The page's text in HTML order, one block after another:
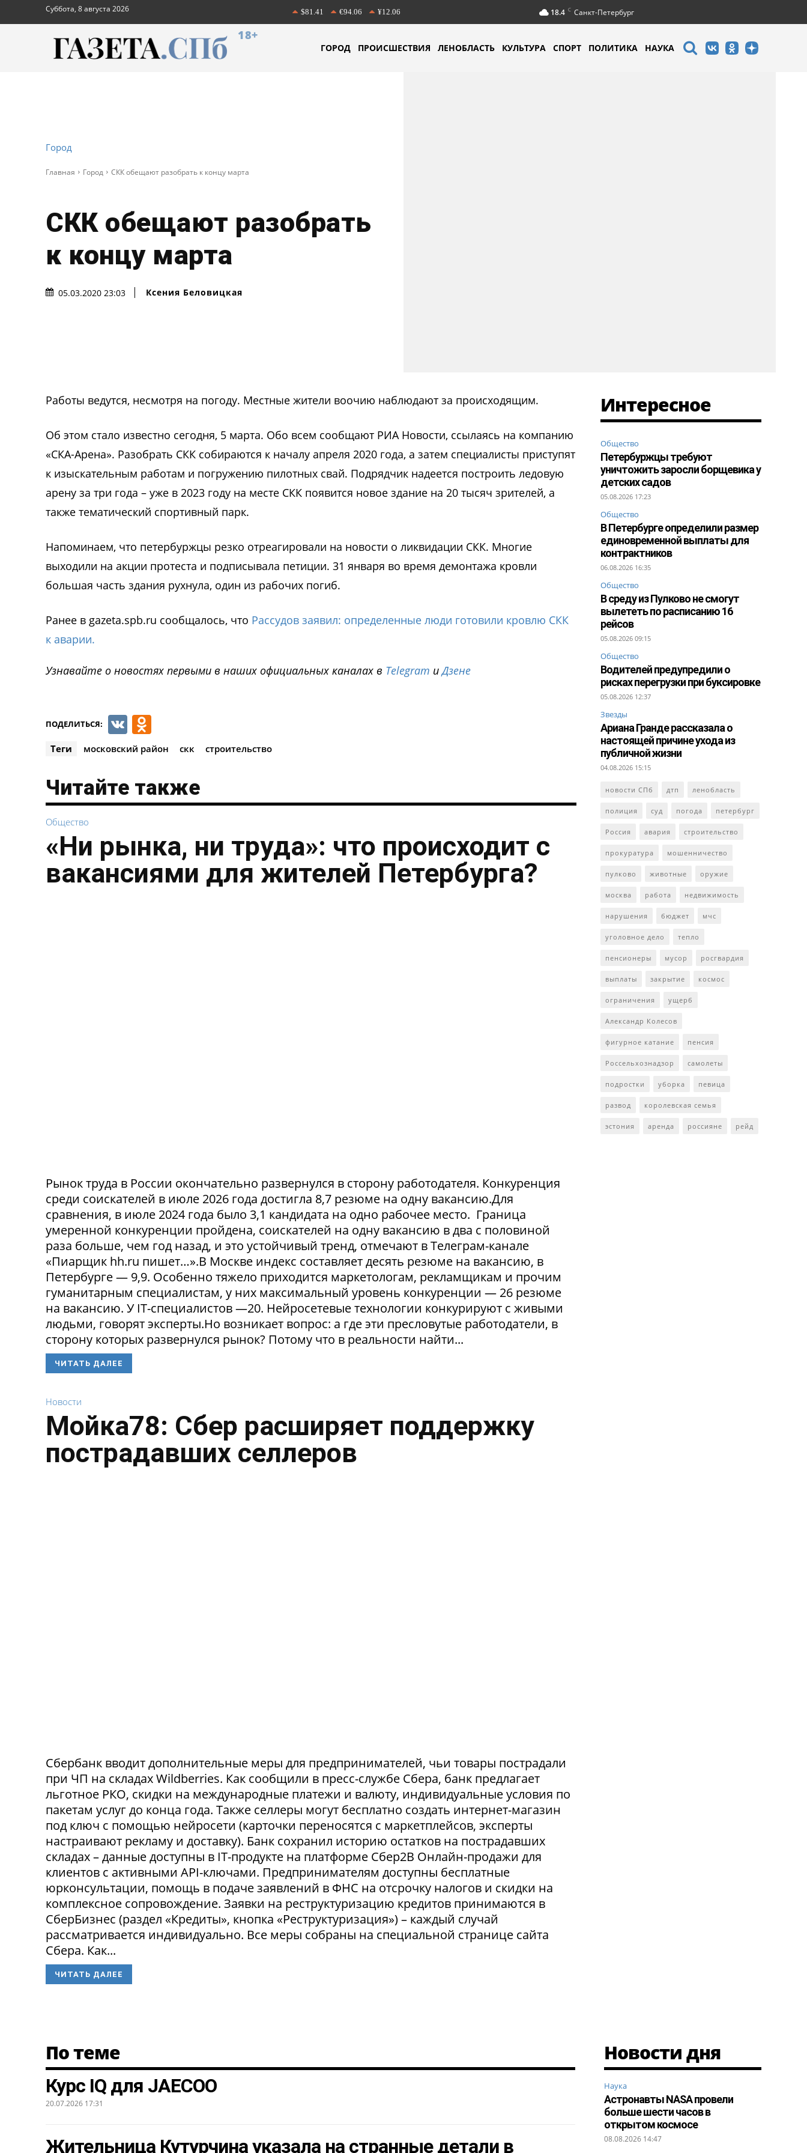
Суббота, 8 августа 2026 $81.41 €94.06 ¥12.06 18.4 C Санкт-Петербург
18+
ГОРОД ПРОИСШЕСТВИЯ ЛЕНОБЛАСТЬ КУЛЬТУРА СПОРТ ПОЛИТИКА НАУКА
Город
Главная Город СКК обещают разобрать к концу марта
СКК обещают разобрать
к концу марта
05.03.2020 23:03 Ксения Беловицкая
Работы ведутся, несмотря на погоду. Местные жители воочию наблюдают за происходящим.
Об этом стало известно сегодня, 5 марта. Обо всем сообщают РИА Новости, ссылаясь на компанию
«СКА-Арена». Разобрать СКК собираются к началу апреля 2020 года, а затем специалисты приступят
к изыскательным работам и погружению пилотных свай. Подрядчик надеется построить ледовую
арену за три года – уже в 2023 году на месте СКК появится новое здание на 20 тысяч зрителей, а
также тематический спортивный парк.
Напоминаем, что петербуржцы резко отреагировали на новости о ликвидации СКК. Многие
выходили на акции протеста и подписывала петиции. 31 января во время демонтажа кровли
большая часть здания рухнула, один из рабочих погиб.
Ранее в gazeta.spb.ru сообщалось, что Рассудов заявил: определенные люди готовили кровлю СКК
к аварии.
Узнавайте о новостях первыми в наших официальных каналах в Telegram иДзене
ПОДЕЛИТЬСЯ: VK
Теги московский район скк строительство
Читайте также
Общество
«Ни рынка, ни труда»: что происходит с
вакансиями для жителей Петербурга?
Рынок труда в России окончательно развернулся в сторону работодателя. Конкуренция
среди соискателей в июле 2026 года достигла 8,7 резюме на одну вакансию.Для
сравнения, в июле 2024 года было 3,1 кандидата на одно рабочее место. Граница
умеренной конкуренции пройдена, соискателей на одну вакансию в два с половиной
раза больше, чем год назад, и это устойчивый тренд, отмечают в Телеграм-канале
«Пиарщик hh.ru пишет…».В Москве индекс составляет десять резюме на вакансию, в
Петербурге — 9,9. Особенно тяжело приходится маркетологам, рекламщикам и прочим
гуманитарным специалистам, у них максимальный уровень конкуренции — 26 резюме
на вакансию. У IT-специалистов —20. Нейросетевые технологии конкурируют с живыми
людьми, говорят эксперты.Но возникает вопрос: а где эти пресловутые работодатели, в
сторону которых развернулся рынок? Потому что в реальности найти...
ЧИТАТЬ ДАЛЕЕ
Новости
Мойка78: Сбер расширяет поддержку
пострадавших селлеров
Сбербанк вводит дополнительные меры для предпринимателей, чьи товары пострадали
при ЧП на складах Wildberries. Как сообщили в пресс-службе Сбера, банк предлагает
льготное РКО, скидки на международные платежи и валюту, индивидуальные условия по
пакетам услуг до конца года. Также селлеры могут бесплатно создать интернет-магазин
под ключ с помощью нейросети (карточки переносятся с маркетплейсов, эксперты
настраивают рекламу и доставку). Банк сохранил историю остатков на пострадавших
складах – данные доступны в IT-продукте на платформе Сбер2В Онлайн-продажи для
клиентов с активными API-ключами. Предпринимателям доступны бесплатные
юрконсультации, помощь в подаче заявлений в ФНС на отсрочку налогов и скидки на
комплексное сопровождение. Заявки на реструктуризацию кредитов принимаются в
СберБизнес (раздел «Кредиты», кнопка «Реструктуризация») – каждый случай
рассматривается индивидуально. Все меры собраны на специальной странице сайта
Сбера. Как...
ЧИТАТЬ ДАЛЕЕ
Интересное
Общество
Петербуржцы требуют
уничтожить заросли борщевика у
детских садов
05.08.2026 17:23
Общество
В Петербурге определили размер
единовременной выплаты для
контрактников
06.08.2026 16:35
Общество
В среду из Пулково не смогут
вылететь по расписанию 16
рейсов
05.08.2026 09:15
Общество
Водителей предупредили о
рисках перегрузки при буксировке
05.08.2026 12:37
Звезды
Ариана Гранде рассказала о
настоящей причине ухода из
публичной жизни
04.08.2026 15:15
новости СПб дтп ленобласть
полиция суд погода петербург
Россия авария строительство
прокуратура мошенничество
пулково животные оружие
москва работа недвижимость
нарушения бюджет мчс
уголовное дело тепло
пенсионеры мусор росгвардия
выплаты закрытие космос
ограничения ущерб
Александр Колесов
фигурное катание пенсия
Россельхознадзор самолеты
подростки уборка певица
развод королевская семья
эстония аренда россияне рейд
Новости дня
Наука
Астронавты NASA провели
больше шести часов в
открытом космосе
08.08.2026 14:47
По теме
Курс IQ для JAECOO
20.07.2026 17:31
Жительница Кутурчина указала на странные детали в